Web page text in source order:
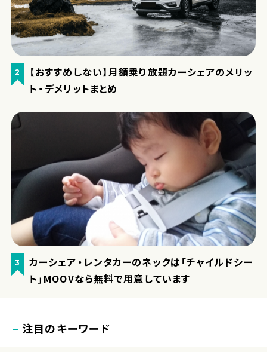
2
【おすすめしない】月額乗り放題カーシェアのメリッ
ト・デメリットまとめ
3
カーシェア・レンタカーのネックは「チャイルドシー
ト」MOOVなら無料で用意しています
注目のキーワード